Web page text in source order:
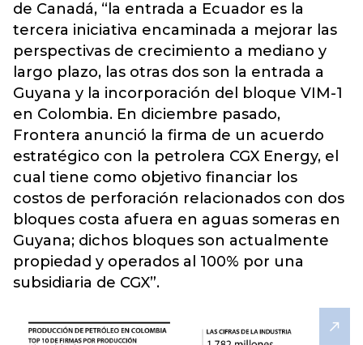
de Canadá, “la entrada a Ecuador es la
tercera iniciativa encaminada a mejorar las
perspectivas de crecimiento a mediano y
largo plazo, las otras dos son la entrada a
Guyana y la incorporación del bloque VIM-1
en Colombia. En diciembre pasado,
Frontera anunció la firma de un acuerdo
estratégico con la petrolera CGX Energy, el
cual tiene como objetivo financiar los
costos de perforación relacionados con dos
bloques costa afuera en aguas someras en
Guyana; dichos bloques son actualmente
propiedad y operados al 100% por una
subsidiaria de CGX”.